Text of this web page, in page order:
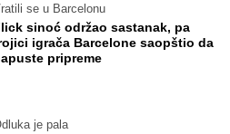
se u Barcelonu
sinoć održao sastanak, pa
igrača Barcelone saopštio da
pripreme
je pala